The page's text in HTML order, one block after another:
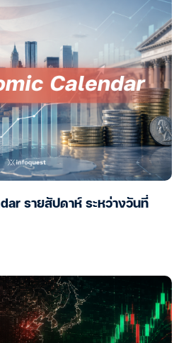
รายสัปดาห์ ระหว่างวันที่